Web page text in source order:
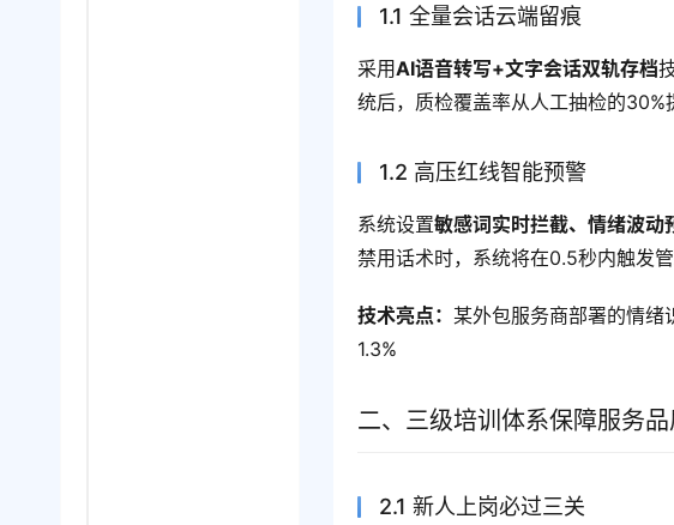
1.1 全量会话云端留痕
采用AI语音转写+文字会话双轨存档
统后，质检覆盖率从人工抽检的30%
1.2 高压红线智能预警
系统设置敏感词实时拦截、情绪波动
禁用话术时，系统将在0.5秒内触发管
技术亮点： 某外包服务商部署的情
1.3%
二、三级培训体系保障服务品
2.1 新人上岗必过三关